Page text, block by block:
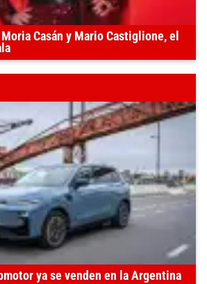
Casán y Mario Castiglione, el
ya se venden en la Argentina